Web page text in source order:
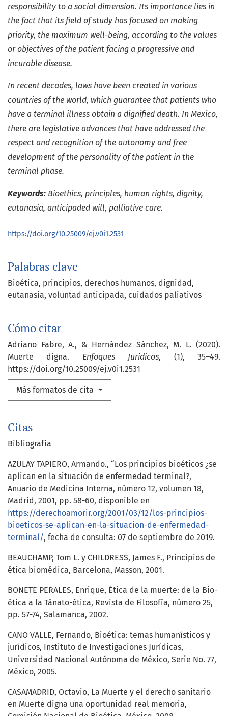
Palabras clave
Bioética principios derechos humanos dignidad
eutanasia voluntad anticipada cuidados paliativos
Cómo citar
Adriano Fabre, A., & Hernández Sánchez, M. L. (2020).
Muerte digna. Enfoques Jurídicos, (1), 35–49.
https://doi.org/10.25009/ej.v0i1.2531
Más formatos de cita
responsibility to a social dimension. Its importance lies in
the fact that its field of study has focused on making
priority, the maximum well-being, according to the values
or objectives of the patient facing a progressive and
incurable disease.
In recent decades, laws have been created in various
countries of the world, which guarantee that patients who
have a terminal illness obtain a dignified death. In Mexico,
there are legislative advances that have addressed the
respect and recognition of the autonomy and free
development of the personality of the patient in the
terminal phase.
Keywords: Bioethics, principles, human rights, dignity,
eutanasia, anticipaded will, palliative care.
https://doi.org/10.25009/ej.v0i1.2531
Citas
Bibliografía
AZULAY TAPIERO, Armando., “Los principios bioéticos ¿se
aplican en la situación de enfermedad terminal?,
Anuario de Medicina Interna, número 12, volumen 18,
Madrid, 2001, pp. 58-60, disponible en
https://derechoamorir.org/2001/03/12/los-principios-
bioeticos-se-aplican-en-la-situacion-de-enfermedad-
terminal/, fecha de consulta: 07 de septiembre de 2019.
BEAUCHAMP, Tom L. y CHILDRESS, James F., Principios de
ética biomédica, Barcelona, Masson, 2001.
BONETE PERALES, Enrique, Ética de la muerte: de la Bio-
ética a la Tánato-ética, Revista de Filosofía, número 25,
pp. 57-74, Salamanca, 2002.
CANO VALLE, Fernando, Bioética: temas humanísticos y
jurídicos, Instituto de Investigaciones Jurídicas,
Universidad Nacional Autónoma de México, Serie No. 77,
México, 2005.
CASAMADRID, Octavio, La Muerte y el derecho sanitario
en Muerte digna una oportunidad real memoria,